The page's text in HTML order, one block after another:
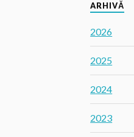
ARHIVĂ
2026
2025
2024
2023